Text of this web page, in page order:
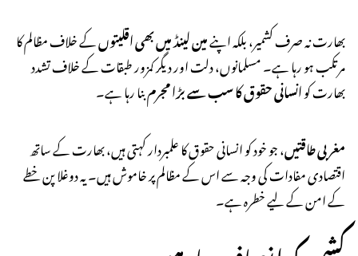
بھارت نہ صرف کشمیر، بلکہ اپنےمین لینڈ میں بھی اقلیتوںکے خلاف مظالم کا
مرتکب ہو رہا ہے۔ مسلمانوں، دلت اور دیگر کمزور طبقات کے خلاف تشدد
بھارت کوانسانی حقوق کا سب سے بڑا مجرمبنا رہا ہے۔
مغربی طاقتیں، جو خود کو انسانی حقوق کا علمبردار کہتی ہیں، بھارت کے ساتھ
اقتصادی مفادات کی وجہ سے اس کے مظالم پر خاموش ہیں۔ یہ دوغلا پن خطے
کے امن کے لیے خطرہ ہے۔